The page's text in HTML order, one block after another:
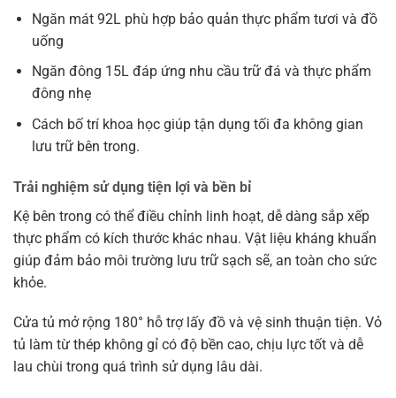
Ngăn mát 92L phù hợp bảo quản thực phẩm tươi và đồ
uống
Ngăn đông 15L đáp ứng nhu cầu trữ đá và thực phẩm
đông nhẹ
Cách bố trí khoa học giúp tận dụng tối đa không gian
lưu trữ bên trong.
Trải nghiệm sử dụng tiện lợi và bền bỉ
Kệ bên trong có thể điều chỉnh linh hoạt, dễ dàng sắp xếp
thực phẩm có kích thước khác nhau. Vật liệu kháng khuẩn
giúp đảm bảo môi trường lưu trữ sạch sẽ, an toàn cho sức
khỏe.
Cửa tủ mở rộng 180° hỗ trợ lấy đồ và vệ sinh thuận tiện. Vỏ
tủ làm từ thép không gỉ có độ bền cao, chịu lực tốt và dễ
lau chùi trong quá trình sử dụng lâu dài.